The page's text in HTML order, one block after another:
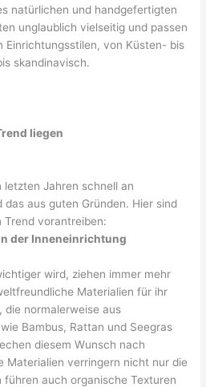
natürlichen und handgefertigten
unglaublich vielseitig und passen
Einrichtungsstilen, von Küsten- bis
skandinavisch.
liegen
letzten Jahren schnell an
aus guten Gründen. Hier sind
Trend vorantreiben:
der Inneneinrichtung
wird, ziehen immer mehr
Materialien für ihr
die normalerweise aus
Bambus, Rattan und Seegras
diesem Wunsch nach
Materialien verringern nicht nur die
auch organische Texturen